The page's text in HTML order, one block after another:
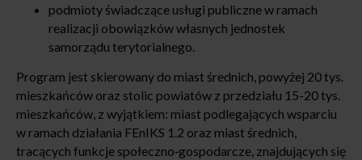
podmioty świadczące usługi publiczne w ramach
realizacji obowiązków własnych jednostek
samorządu terytorialnego.
Program jest skierowany do miast średnich, powyżej 20 tys.
mieszkańców oraz stolic powiatów z przedziału 15-20 tys.
mieszkańców, z wyjątkiem: miast podlegających wsparciu
w ramach działania FEnIKS 1.2 oraz miast średnich,
tracących funkcje społeczno‐gospodarcze, znajdujących się